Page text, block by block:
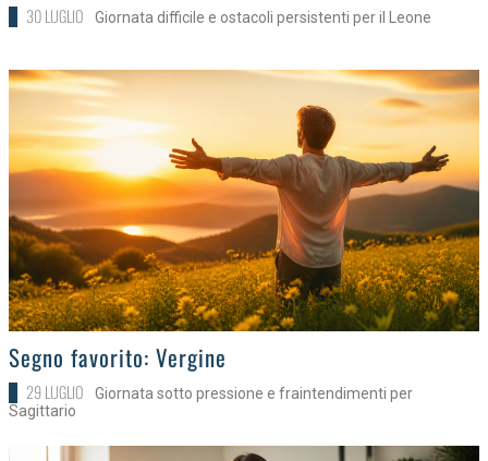
30 LUGLIO Giornata difficile e ostacoli persistenti per il Leone
>
Segno favorito: Vergine
29 LUGLIO
Giornata sotto pressione e fraintendimenti per
Sagittario